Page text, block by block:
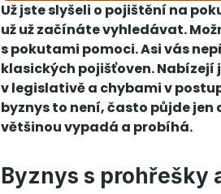
Už jste slyšeli o pojištění na
už už začínáte vyhledávat.
s pokutami pomoci. Asi vás
klasických pojišťoven. Nabízejí
v legislativě a chybami v
byznys to není, často půjde jen
většinou vypadá a probíhá.
Byznys s prohřešky